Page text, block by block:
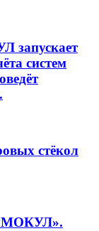
запускает
систем
стёкол